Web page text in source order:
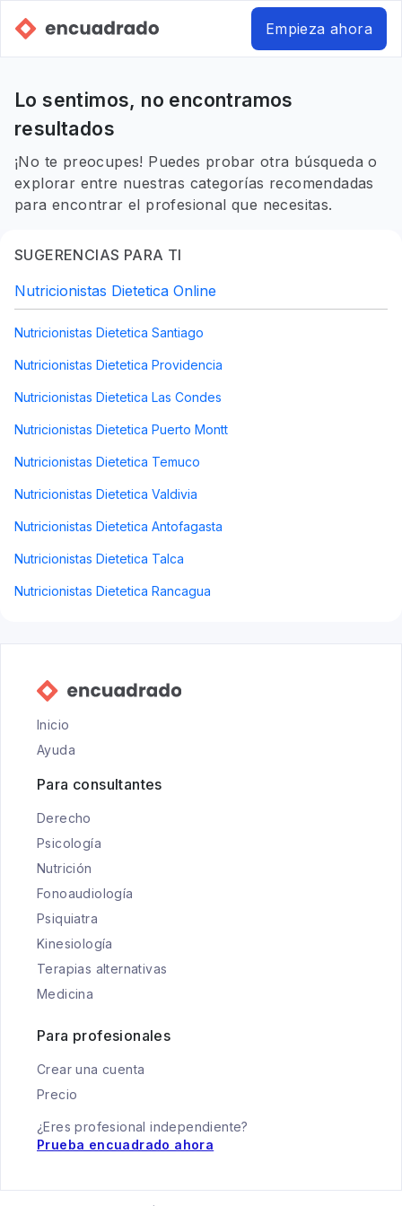
Empieza ahora
Lo sentimos, no encontramos
resultados
¡No te preocupes! Puedes probar otra búsqueda o
explorar entre nuestras categorías recomendadas
para encontrar el profesional que necesitas.
SUGERENCIAS PARA TI
Nutricionistas Dietetica Online
Nutricionistas Dietetica Santiago
Nutricionistas Dietetica Providencia
Nutricionistas Dietetica Las Condes
Nutricionistas Dietetica Puerto Montt
Nutricionistas Dietetica Temuco
Nutricionistas Dietetica Valdivia
Nutricionistas Dietetica Antofagasta
Nutricionistas Dietetica Talca
Nutricionistas Dietetica Rancagua
Inicio
Ayuda
Para consultantes
Derecho
Psicología
Nutrición
Fonoaudiología
Psiquiatra
Kinesiología
Terapias alternativas
Medicina
Para profesionales
Crear una cuenta
Precio
¿Eres profesional independiente?
Prueba encuadrado ahora